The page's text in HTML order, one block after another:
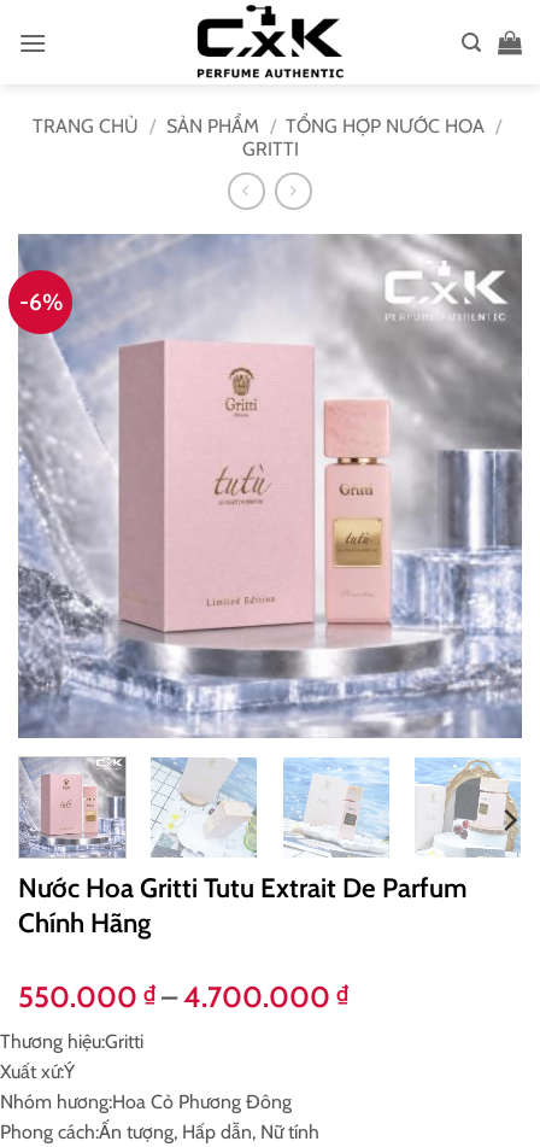
qua
TRANG CHỦ / SẢN PHẨM / TỔNG HỢP NƯỚC HOA /
GRITTI
-6%
Nước Hoa Gritti Tutu Extrait De Parfum
Chính Hãng
550.000 ₫ –4.700.000 ₫Khoảng
Thương hiệu:Gritti
Xuất xứ:Ý
Nhóm hương:Hoa Cỏ Phương Đông
Phong cách:Ấn tượng, Hấp dẫn, Nữ tính